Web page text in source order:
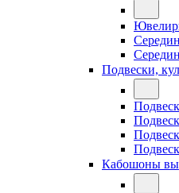
Подвески,
Кабошоны